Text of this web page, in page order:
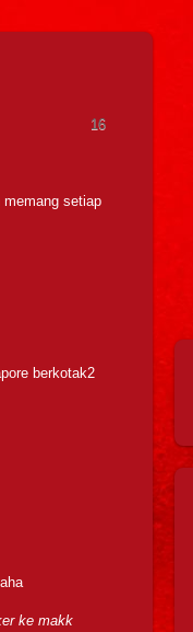
setiap
berkotak2
ke makk
16